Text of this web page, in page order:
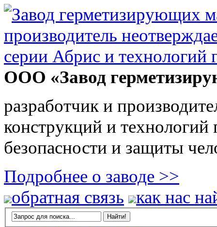
ООО «Завод
разработчик и
конструкций и
безопасности и защиты
Подробнее о заводе >>
обратная связь
как нас